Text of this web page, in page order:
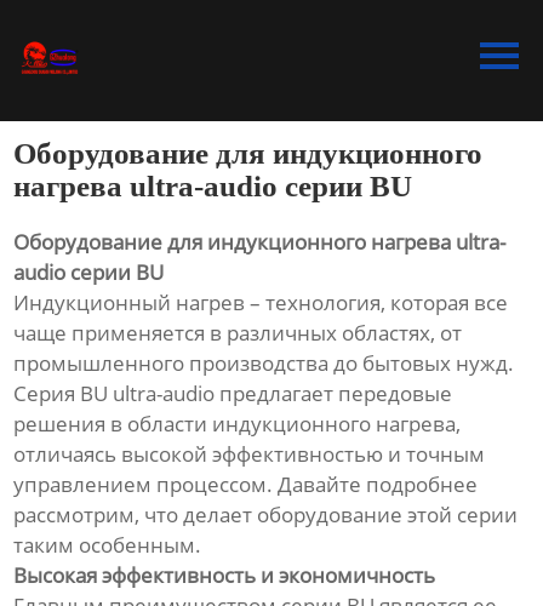
Bидео
О Hас
Контакты
Оборудование для индукционного
нагрева ultra-audio серии BU
Оборудование для индукционного нагрева ultra-
audio серии BU
Индукционный нагрев – технология, которая все
чаще применяется в различных областях, от
промышленного производства до бытовых нужд.
Серия BU ultra-audio предлагает передовые
решения в области индукционного нагрева,
отличаясь высокой эффективностью и точным
управлением процессом. Давайте подробнее
рассмотрим, что делает оборудование этой серии
таким особенным.
Высокая эффективность и экономичность